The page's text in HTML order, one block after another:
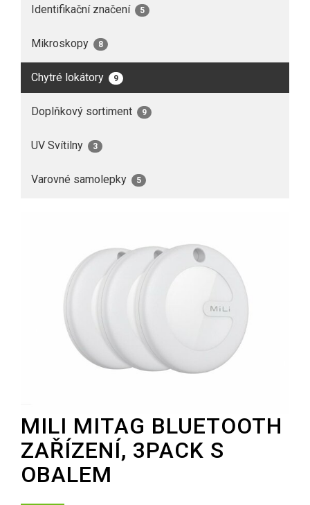
Identifikační značení 5
Mikroskopy 8
Chytré lokátory 9
Doplňkový sortiment 9
UV Svítilny 3
Varovné samolepky 5
MILI MITAG BLUETOOTH
ZAŘÍZENÍ, 3PACK S
OBALEM